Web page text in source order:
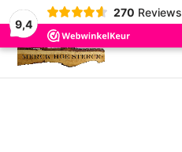
9,4
270 Reviews